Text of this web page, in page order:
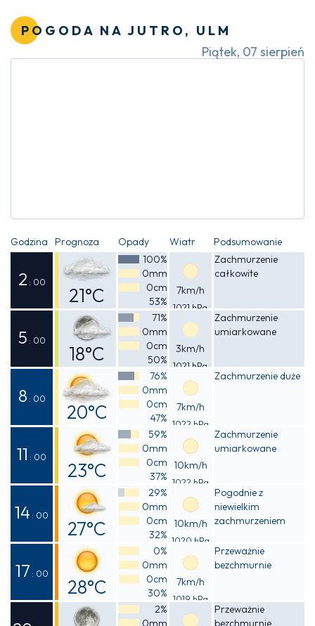
POGODA NA JUTRO, ULM
Piątek, 07 sierpień
Godzina Prognoza Opady Wiatr Podsumowanie
2 : 00
21°C
Odczuwalna
21°C
100%
0mm
0cm
53%
7km/h
1021 hPa
Zachmurzenie
całkowite
5 : 00
18°C
Odczuwalna
17°C
71%
0mm
0cm
50%
3km/h
1021 hPa
Zachmurzenie
umiarkowane
8 : 00
20°C
Odczuwalna
19°C
76%
0mm
0cm
47%
7km/h
1022 hPa
Zachmurzenie duże
11 : 00
23°C
Odczuwalna
23°C
59%
0mm
0cm
37%
10km/h
1022 hPa
Zachmurzenie
umiarkowane
14 : 00
27°C
Odczuwalna
27°C
29%
0mm
0cm
32%
10km/h
1020 hPa
Pogodnie z
niewielkim
zachmurzeniem
17 : 00
28°C
Odczuwalna
0%
0mm
0cm
30%
7km/h
1019 hPa
Przeważnie
bezchmurnie
2%
0mm
Przeważnie
bezchmurnie